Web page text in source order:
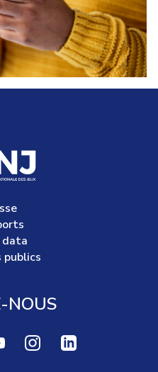
accueil
data
publics
NOUS
rss (Nouvelle fenêtre)
page twitter (Nouvelle
voir notre page youtube-play
voir notre page